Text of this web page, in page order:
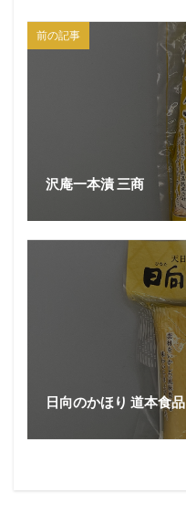
前の記事
沢庵一本漬 三商
日向のかほり 道本食品